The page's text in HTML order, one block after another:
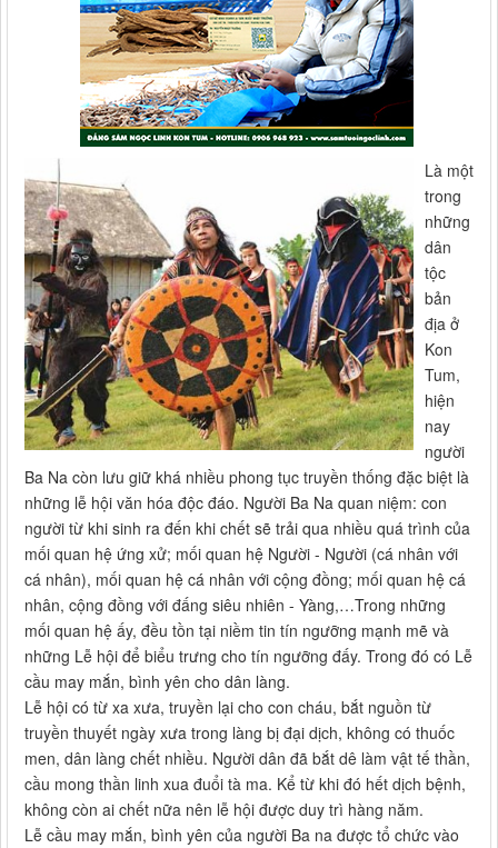
Là một
trong
những
dân
tộc
bản
địa ở
Kon
Tum,
hiện
nay
người
Ba Na còn lưu giữ khá nhiều phong tục truyền thống đặc biệt là
những lễ hội văn hóa độc đáo. Người Ba Na quan niệm: con
người từ khi sinh ra đến khi chết sẽ trải qua nhiều quá trình của
mối quan hệ ứng xử; mối quan hệ Người - Người (cá nhân với
cá nhân), mối quan hệ cá nhân với cộng đồng; mối quan hệ cá
nhân, cộng đồng với đấng siêu nhiên - Yàng,…Trong những
mối quan hệ ấy, đều tồn tại niềm tin tín ngưỡng mạnh mẽ và
những Lễ hội để biểu trưng cho tín ngưỡng đấy. Trong đó có Lễ
cầu may mắn, bình yên cho dân làng.
Lễ hội có từ xa xưa, truyền lại cho con cháu, bắt nguồn từ
truyền thuyết ngày xưa trong làng bị đại dịch, không có thuốc
men, dân làng chết nhiều. Người dân đã bắt dê làm vật tế thần,
cầu mong thần linh xua đuổi tà ma. Kể từ khi đó hết dịch bệnh,
không còn ai chết nữa nên lễ hội được duy trì hàng năm.
Lễ cầu may mắn, bình yên của người Ba na được tổ chức vào